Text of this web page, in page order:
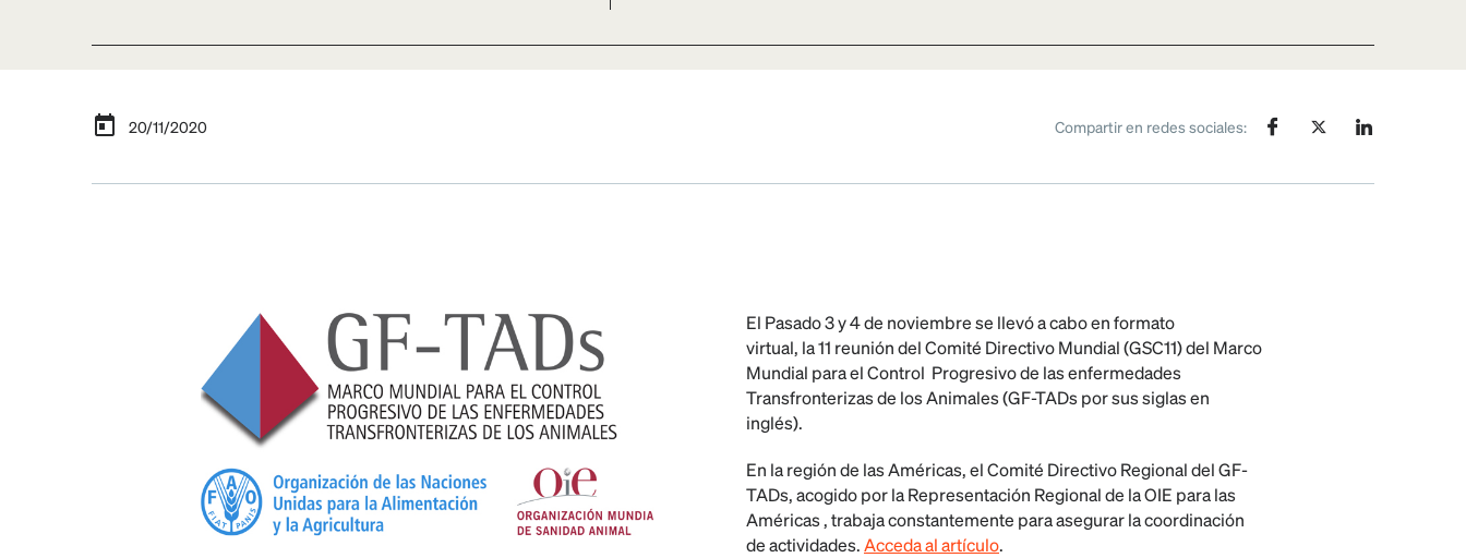
20/11/2020 Compartir en redes sociales:
El Pasado 3 y 4 de noviembre se llevó a cabo en formato
virtual, la 11 reunión del Comité Directivo Mundial(GSC11)del Marco
Mundial para el Control Progresivo de las enfermedades
Transfronterizas de losAnimales(GF-TADs por sus siglas en
inglés).
En la región de las Américas,el Comité Directivo Regional del GF-
TADs, acogido por la Representación Regional de la OIE para las
Américas , trabaja constantemente para asegurar la coordinación
de actividades.Acceda al artículo.